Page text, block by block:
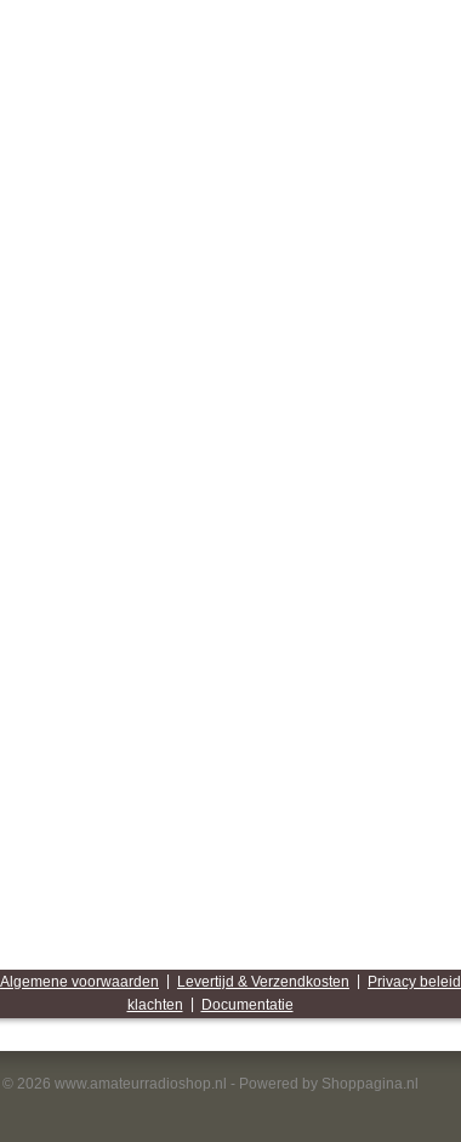
Algemene voorwaarden Levertijd & Verzendkosten Privacy beleid
klachten
Documentatie
© 2026 www.amateurradioshop.nl - Powered by Shoppagina.nl